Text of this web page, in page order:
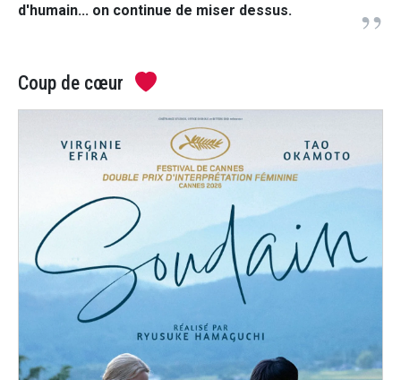
d'humain... on continue de miser dessus.
Coup de cœur